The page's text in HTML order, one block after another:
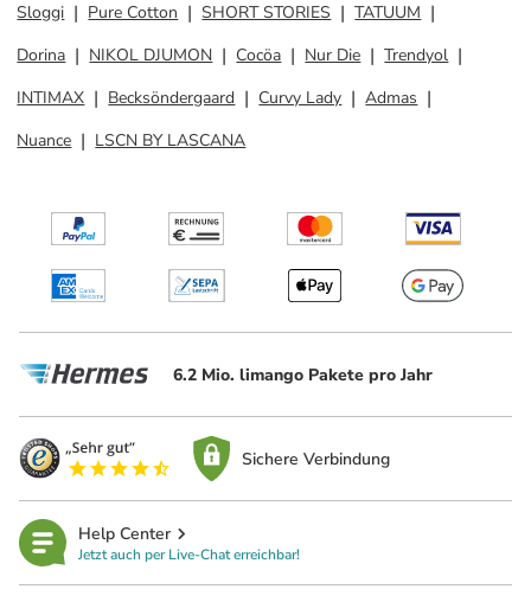
Sloggi
Pure Cotton SHORT STORIES
TATUUM
Dorina
NIKOL DJUMON Cocöa Nur Die
Trendyol
INTIMAX
Becksöndergaard Curvy Lady
Admas
Nuance
LSCN BY LASCANA
6.2 Mio. limango Pakete pro Jahr
Sichere Verbindung
Help Center
Jetzt auch per Live-Chat erreichbar!